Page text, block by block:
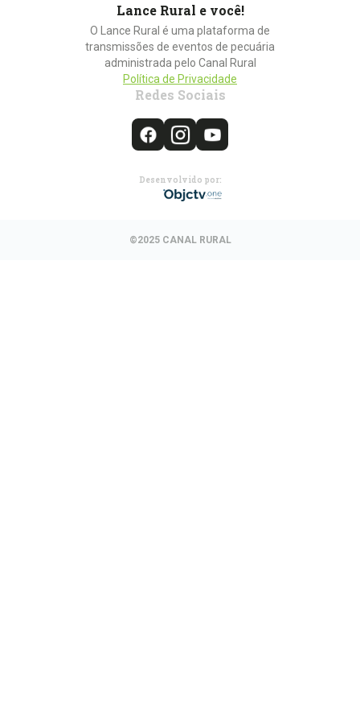
Lance Rural e você!
O Lance Rural é uma plataforma de
transmissões de eventos de pecuária
administrada pelo Canal Rural
Política de Privacidade
Redes Sociais
Desenvolvido por:
©2025 CANAL RURAL